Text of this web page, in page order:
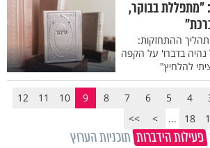
בבוקר,
ההתחזקות:
בדברו' על הקפה
להלחיץ"
4
5
6
7
8
9
10
11
12
18
...
>
>>
פעילות הידברות תוכניות הערוץ